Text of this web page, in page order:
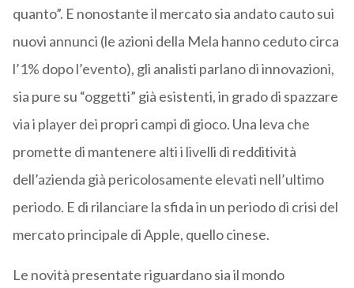
quanto”. E nonostante il mercato sia andato cauto sui
nuovi annunci (le azioni della Mela hanno ceduto circa
l’1% dopo l’evento), gli analisti parlano di innovazioni,
sia pure su “oggetti” già esistenti, in grado di spazzare
via i player dei propri campi di gioco. Una leva che
promette di mantenere alti i livelli di redditività
dell’azienda già pericolosamente elevati nell’ultimo
periodo. E di rilanciare la sfida in un periodo di crisi del
mercato principale di Apple, quello cinese.
Le novità presentate riguardano sia il mondo